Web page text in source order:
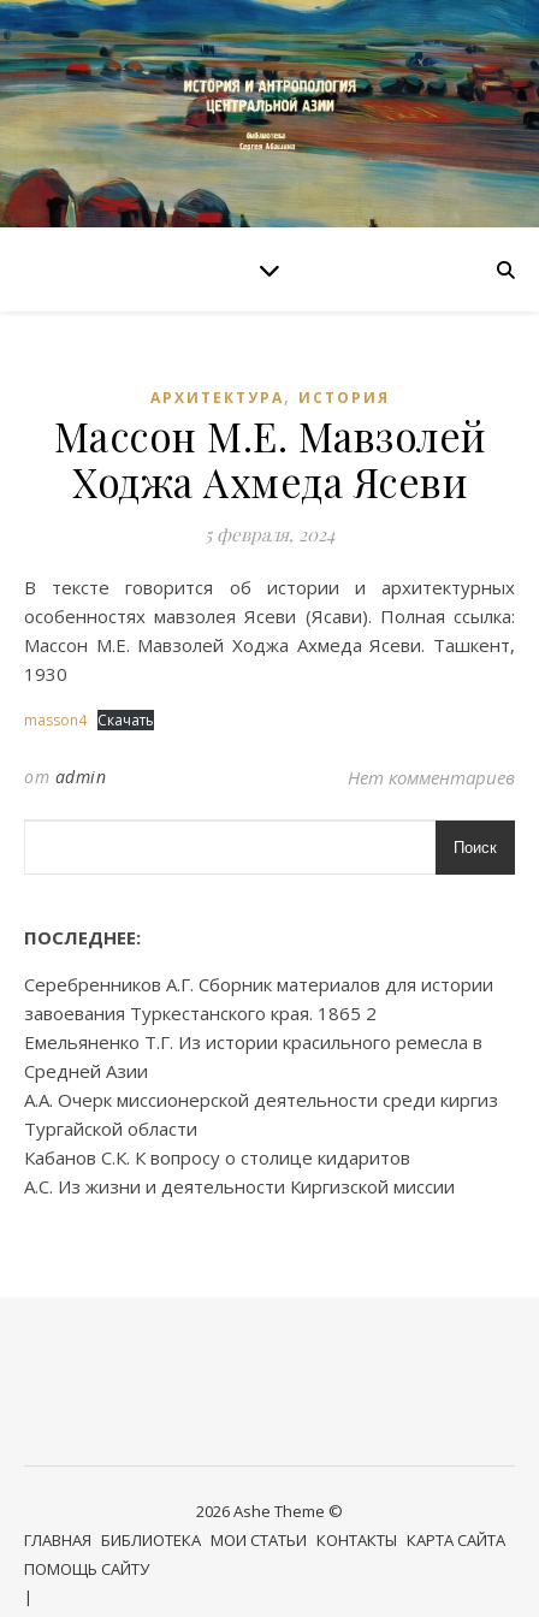
АРХИТЕКТУРА, ИСТОРИЯ
Массон М.Е. Мавзолей
Ходжа Ахмеда Ясеви
5 февраля, 2024
В тексте говорится об истории и архитектурных
особенностях мавзолея Ясеви (Ясави). Полная ссылка:
Массон М.Е. Мавзолей Ходжа Ахмеда Ясеви. Ташкент,
1930
masson4 Скачать
от admin Нет комментариев
Поиск
ПОСЛЕДНЕЕ:
Серебренников А.Г. Сборник материалов для истории
завоевания Туркестанского края. 1865 2
Емельяненко Т.Г. Из истории красильного ремесла в
Средней Азии
А.А. Очерк миссионерской деятельности среди киргиз
Тургайской области
Кабанов С.К. К вопросу о столице кидаритов
А.С. Из жизни и деятельности Киргизской миссии
2026 Ashe Theme ©
ГЛАВНАЯ БИБЛИОТЕКА МОИ СТАТЬИ КОНТАКТЫ КАРТА САЙТА
ПОМОЩЬ САЙТУ